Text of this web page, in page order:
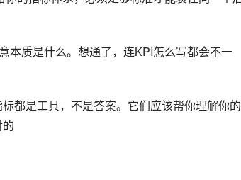
本质是什么。想通了，连KPI怎么写都会不一
都是工具，不是答案。它们应该帮你理解你